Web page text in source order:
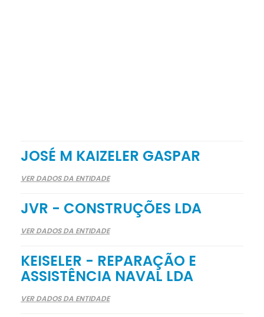
JOSÉ M KAIZELER GASPAR
VER DADOS DA ENTIDADE
JVR - CONSTRUÇÕES LDA
VER DADOS DA ENTIDADE
KEISELER - REPARAÇÃO E
ASSISTÊNCIA NAVAL LDA
VER DADOS DA ENTIDADE